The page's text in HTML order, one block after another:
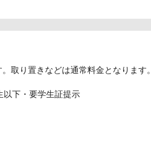
取り置きなどは通常料金となります。
下・要学生証提示